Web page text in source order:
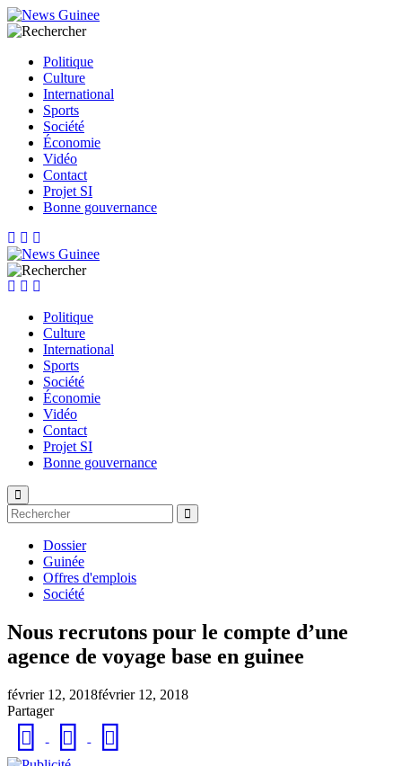
Politique
Culture
International
Sports
Société
Économie
Vidéo
Contact
Projet SI
Bonne gouvernance
Politique
Culture
International
Sports
Société
Économie
Vidéo
Contact
Projet SI
Bonne gouvernance
Dossier
Guinée
Offres d'emplois
Société
Nous recrutons pour le compte d’une
agence de voyage base en guinee
février 12, 2018février 12, 2018
Partager